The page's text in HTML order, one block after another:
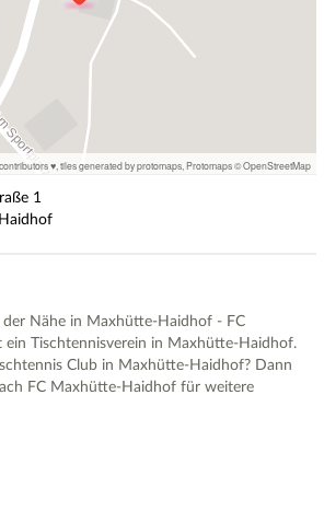
♥, tiles generated by protomaps Protomaps©OpenStreetMap
1
der Nähe in Maxhütte-Haidhof - FC
Tischtennisverein in Maxhütte-Haidhof.
Club in Maxhütte-Haidhof? Dann
FC Maxhütte-Haidhof für weitere